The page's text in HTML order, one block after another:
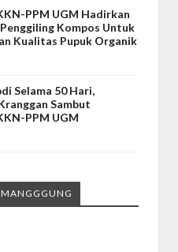
PPM UGM Hadirkan
Kompos Untuk
Kualitas Pupuk Organik
Selama 50 Hari,
Sambut
PPM UGM